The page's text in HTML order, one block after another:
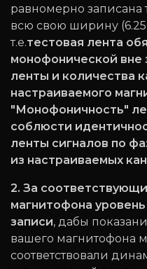
равномерно записана
всю свою ширину
т.е.тестовая лента
монофонической вне
ленты и количества
настраиваемого
"Монофоничность"
соблюсти
ленты сигналов по
из настраиваемых
2. За
магнитофона
записи, дабы
вашего магнитофона
соответствовали